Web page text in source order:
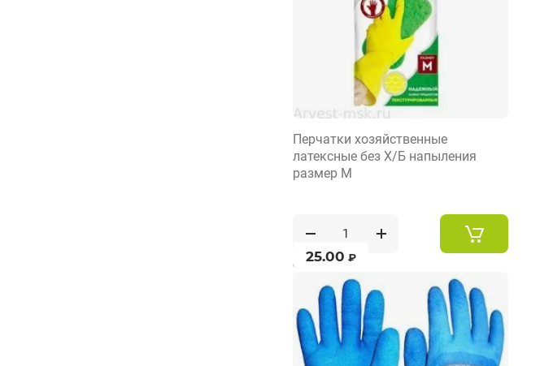
Перчатки хозяйственные
латексные без Х/Б напыления
размер M
25.00 ₽
от 1 по 1